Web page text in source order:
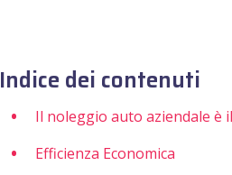
Indice dei contenuti
Il noleggio auto aziendale è
Efficienza Economica